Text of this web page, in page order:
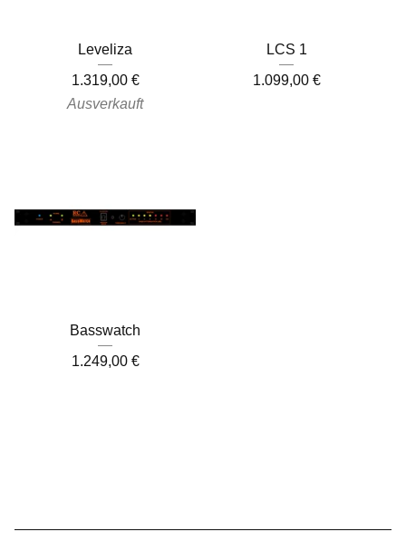
Leveliza
1.319,00 €
Ausverkauft
LCS 1
1.099,00 €
Basswatch
1.249,00 €